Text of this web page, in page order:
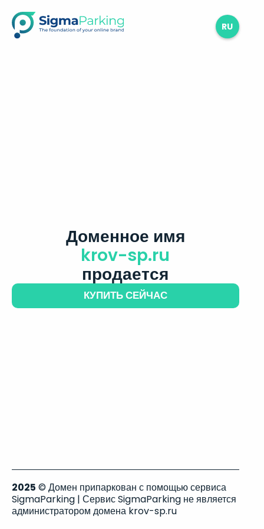
RU
Доменное имя
krov-sp.ru
продается
КУПИТЬ СЕЙЧАС
2025 © Домен припаркован с помощью сервиса
SigmaParking | Сервис SigmaParking не является
администратором домена krov-sp.ru